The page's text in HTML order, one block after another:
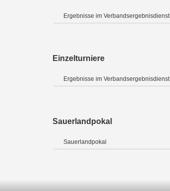
Ergebnisse im Verbandsergebnisdienst
Einzelturniere
Ergebnisse im Verbandsergebnisdienst
Sauerlandpokal
Sauerlandpokal